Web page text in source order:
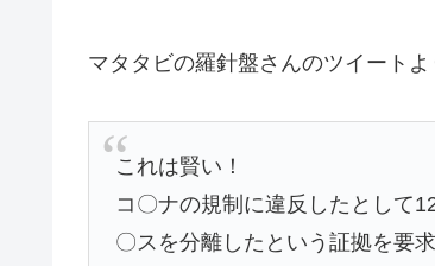
マタタビの羅針盤さんのツイートよ
これは賢い！
コ〇ナの規制に違反したとして
〇スを分離したという証拠を要